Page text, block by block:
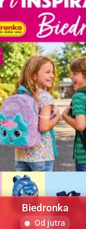
Biedronka
Od jutra